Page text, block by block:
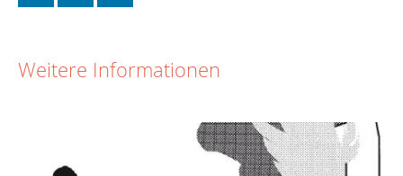
Weitere Informationen